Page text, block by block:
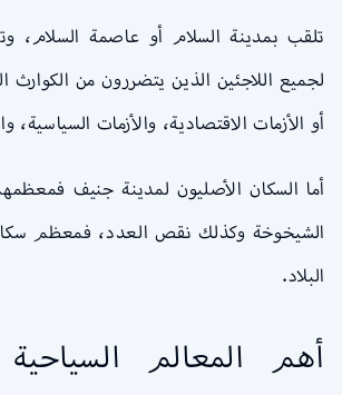
تلقب بمدينة السلام أو عاصمة السلام،
لجميع اللاجئين الذين يتضررون من الكوارث
أو الأزمات الاقتصادية، والأزمات السياسية،
أما السكان الأصليون لمدينة جنيف
الشيخوخة وكذلك نقص العدد، فمعظم
البلاد.
أهم المعالم